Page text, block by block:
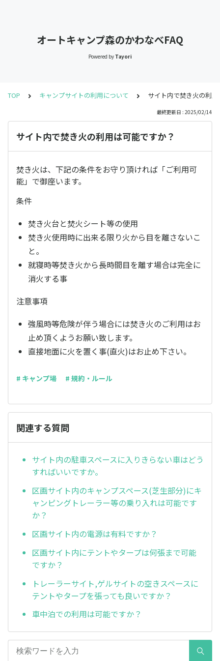
オートキャンプ森のかわなべFAQ
Powered by Tayori
TOP キャンプサイトの利用について サイト内で焚き火の利
最終更新日 : 2025/02/14
サイト内で焚き火の利用は可能ですか？
焚き火は、下記の条件をお守り頂ければ「ご利用可
能」で御座います。
条件
焚き火台と焚火シート等の使用
焚き火使用時に出来る限り火から目を離さないこ
と。
就寝時等焚き火から長時間目を離す場合は完全に
消火する事
注意事項
強風時等危険が伴う場合には焚き火のご利用はお
止め頂くようお願い致します。
直接地面に火を置く事(直火)はお止め下さい。
# キャンプ場 # 規約・ルール
関連する質問
サイト内の駐車スペースに入りきらない車はどう
すればいいですか。
区画サイト内のキャンプスペース(芝生部分)にキ
ャンピングトレーラー等の乗り入れは可能です
か？
区画サイト内の電源は有料ですか？
区画サイト内にテントやタープは何張まで可能
ですか？
トレーラーサイト,ゲルサイトの空きスペースに
テントやタープを張っても良いですか？
車中泊での利用は可能ですか？